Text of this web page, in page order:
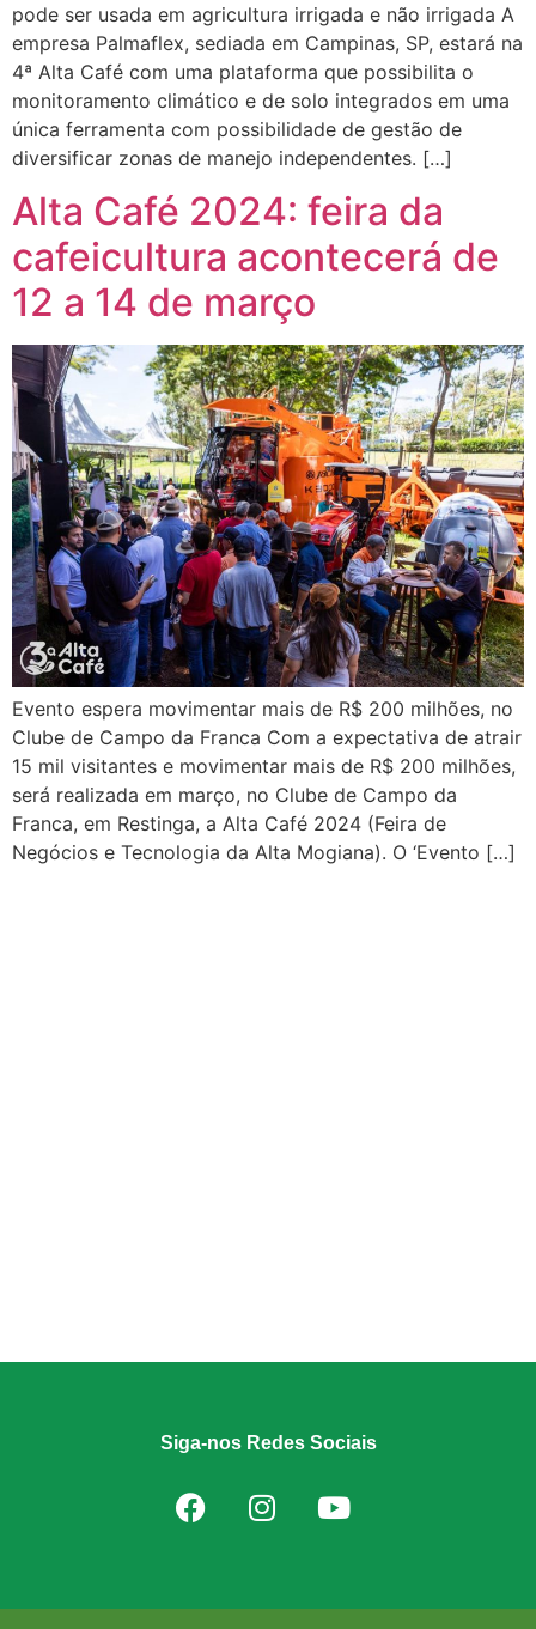
pode ser usada em agricultura irrigada e não irrigada A
empresa Palmaflex, sediada em Campinas, SP, estará na
4ª Alta Café com uma plataforma que possibilita o
monitoramento climático e de solo integrados em uma
única ferramenta com possibilidade de gestão de
diversificar zonas de manejo independentes. […]
Alta Café 2024: feira da
cafeicultura acontecerá de
12 a 14 de março
Evento espera movimentar mais de R$ 200 milhões, no
Clube de Campo da Franca Com a expectativa de atrair
15 mil visitantes e movimentar mais de R$ 200 milhões,
será realizada em março, no Clube de Campo da
Franca, em Restinga, a Alta Café 2024 (Feira de
Negócios e Tecnologia da Alta Mogiana). O ‘Evento […]
Siga-nos Redes Sociais